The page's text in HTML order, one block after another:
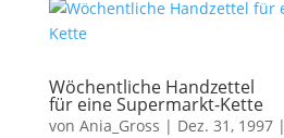
Wöchentliche Handzettel
für eine Supermarkt-Kette
von Ania_Gross | Dez. 31, 1997|